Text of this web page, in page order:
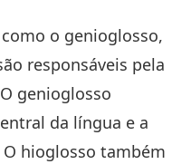
o genioglosso,
responsáveis pela
genioglosso
da língua e a
hioglosso também